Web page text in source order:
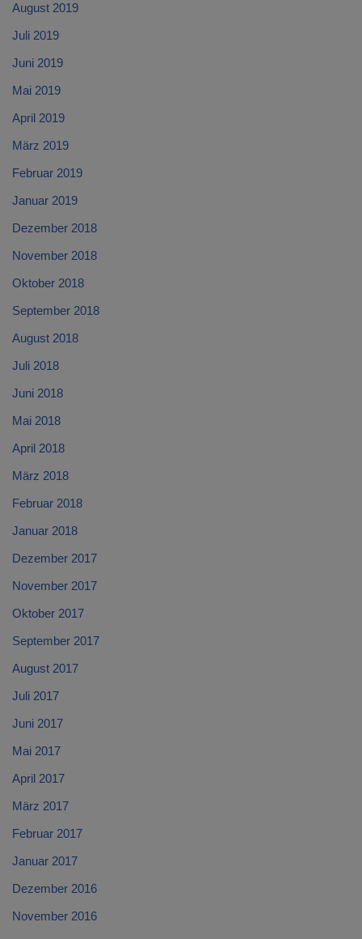
August 2019
Juli 2019
Juni 2019
Mai 2019
April 2019
März 2019
Februar 2019
Januar 2019
Dezember 2018
November 2018
Oktober 2018
September 2018
August 2018
Juli 2018
Juni 2018
Mai 2018
April 2018
März 2018
Februar 2018
Januar 2018
Dezember 2017
November 2017
Oktober 2017
September 2017
August 2017
Juli 2017
Juni 2017
Mai 2017
April 2017
März 2017
Februar 2017
Januar 2017
Dezember 2016
November 2016